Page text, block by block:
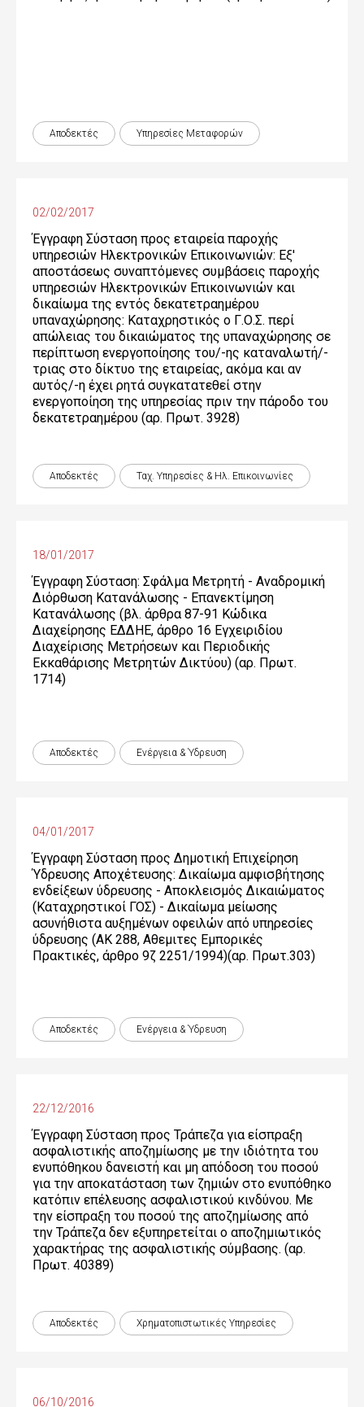
Αποδεκτές Υπηρεσίες Μεταφορών
02/02/2017
Έγγραφη Σύσταση προς εταιρεία παροχής
υπηρεσιών Ηλεκτρονικών Επικοινωνιών: Εξ'
αποστάσεως συναπτόμενες συμβάσεις παροχής
υπηρεσιών Ηλεκτρονικών Επικοινωνιών και
δικαίωμα της εντός δεκατετραημέρου
υπαναχώρησης: Καταχρηστικός ο Γ.Ο.Σ. περί
απώλειας του δικαιώματος της υπαναχώρησης σε
περίπτωση ενεργοποίησης του/-ης καταναλωτή/-
τριας στο δίκτυο της εταιρείας, ακόμα και αν
αυτός/-η έχει ρητά συγκατατεθεί στην
ενεργοποίηση της υπηρεσίας πριν την πάροδο του
δεκατετραημέρου (αρ. Πρωτ. 3928)
Αποδεκτές Ταχ. Υπηρεσίες & Ηλ. Επικοινωνίες
18/01/2017
Έγγραφη Σύσταση: Σφάλμα Μετρητή - Αναδρομική
Διόρθωση Κατανάλωσης - Επανεκτίμηση
Κατανάλωσης (βλ. άρθρα 87-91 Κώδικα
Διαχείρησης ΕΔΔΗΕ, άρθρο 16 Εγχειριδίου
Διαχείρισης Μετρήσεων και Περιοδικής
Εκκαθάρισης Μετρητών Δικτύου) (αρ. Πρωτ.
1714)
Αποδεκτές Ενέργεια & Ύδρευση
04/01/2017
Έγγραφη Σύσταση προς Δημοτική Επιχείρηση
Ύδρευσης Αποχέτευσης: Δικαίωμα αμφισβήτησης
ενδείξεων ύδρευσης - Αποκλεισμός Δικαιώματος
(Καταχρηστικοί ΓΟΣ) - Δικαίωμα μείωσης
ασυνήθιστα αυξημένων οφειλών από υπηρεσίες
ύδρευσης (ΑΚ 288, Αθεμιτες Εμπορικές
Πρακτικές, άρθρο 9ζ 2251/1994)(αρ. Πρωτ.303)
Αποδεκτές Ενέργεια & Ύδρευση
22/12/2016
Έγγραφη Σύσταση προς Τράπεζα για είσπραξη
ασφαλιστικής αποζημίωσης με την ιδιότητα του
ενυπόθηκου δανειστή και μη απόδοση του ποσού
για την αποκατάσταση των ζημιών στο ενυπόθηκο
κατόπιν επέλευσης ασφαλιστικού κινδύνου. Mε
την είσπραξη του ποσού της αποζημίωσης από
την Τράπεζα δεν εξυπηρετείται ο αποζημιωτικός
χαρακτήρας της ασφαλιστικής σύμβασης. (αρ.
Πρωτ. 40389)
Αποδεκτές Χρηματοπιστωτικές Yπηρεσίες
06/10/2016